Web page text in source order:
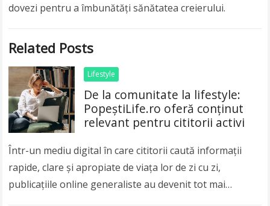
dovezi pentru a îmbunătăți sănătatea creierului.
Related Posts
Lifestyle
De la comunitate la lifestyle:
PopeștiLife.ro oferă conținut
relevant pentru cititorii activi
Într-un mediu digital în care cititorii caută informații
rapide, clare și apropiate de viața lor de zi cu zi,
publicațiile online generaliste au devenit tot mai